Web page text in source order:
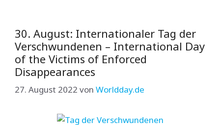
30. August: Internationaler Tag der
Verschwundenen – International Day
of the Victims of Enforced
Disappearances
27. August 2022 von Worldday.de